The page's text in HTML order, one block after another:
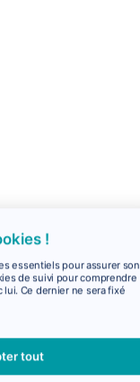
!
essentiels pour assurer son
de suivi pour comprendre
Ce dernier ne sera fixé
tout